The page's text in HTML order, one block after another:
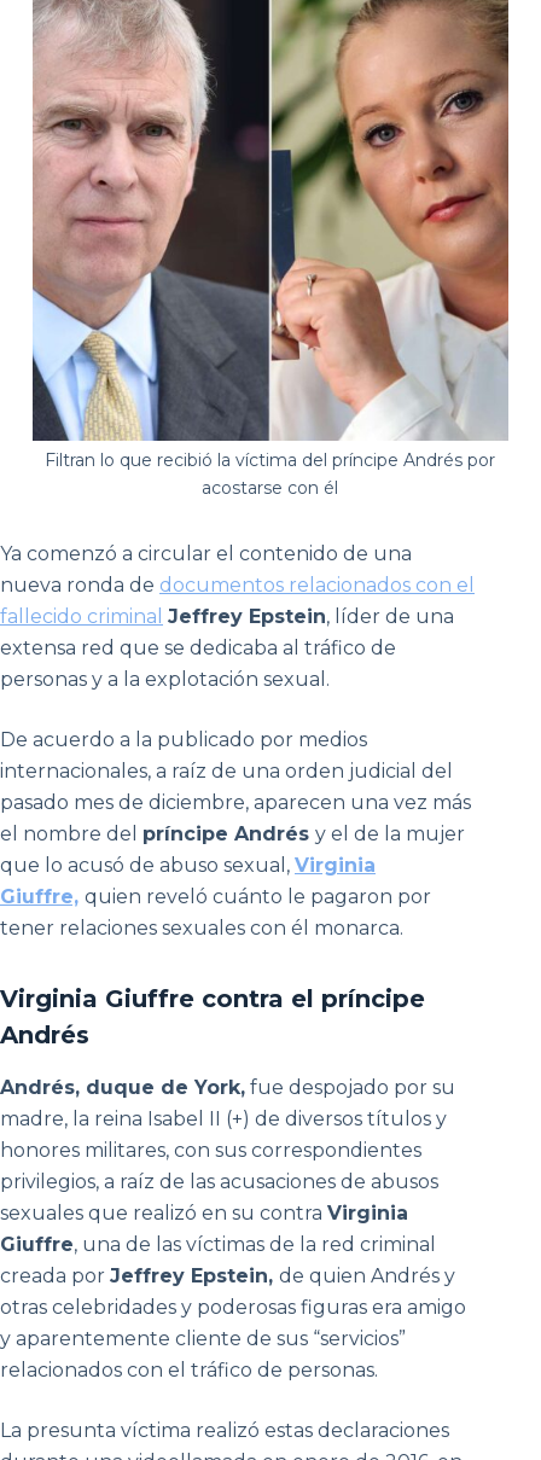
Filtran lo que recibió la víctima del príncipe Andrés por
acostarse con él
Ya comenzó a circular el contenido de una
nueva ronda de documentos relacionados con el
fallecido criminal Jeffrey Epstein, líder de una
extensa red que se dedicaba al tráfico de
personas y a la explotación sexual.
De acuerdo a la publicado por medios
internacionales, a raíz de una orden judicial del
pasado mes de diciembre, aparecen una vez más
el nombre del príncipe Andrés y el de la mujer
que lo acusó de abuso sexual, Virginia
Giuffre, quien reveló cuánto le pagaron por
tener relaciones sexuales con él monarca.
Virginia Giuffre contra el príncipe
Andrés
Andrés, duque de York, fue despojado por su
madre, la reina Isabel II (+) de diversos títulos y
honores militares, con sus correspondientes
privilegios, a raíz de las acusaciones de abusos
sexuales que realizó en su contra Virginia
Giuffre, una de las víctimas de la red criminal
creada por Jeffrey Epstein, de quien Andrés y
otras celebridades y poderosas figuras era amigo
y aparentemente cliente de sus “servicios”
relacionados con el tráfico de personas.
La presunta víctima realizó estas declaraciones